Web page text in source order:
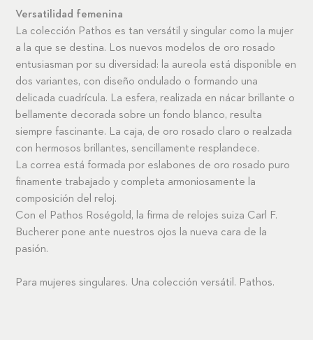
Versatilidad femenina
La colección Pathos es tan versátil y singular como la mujer
a la que se destina. Los nuevos modelos de oro rosado
entusiasman por su diversidad: la aureola está disponible en
dos variantes, con diseño ondulado o formando una
delicada cuadrícula. La esfera, realizada en nácar brillante o
bellamente decorada sobre un fondo blanco, resulta
siempre fascinante. La caja, de oro rosado claro o realzada
con hermosos brillantes, sencillamente resplandece.
La correa está formada por eslabones de oro rosado puro
finamente trabajado y completa armoniosamente la
composición del reloj.
Con el Pathos Roségold, la firma de relojes suiza Carl F.
Bucherer pone ante nuestros ojos la nueva cara de la
pasión.
Para mujeres singulares. Una colección versátil. Pathos.